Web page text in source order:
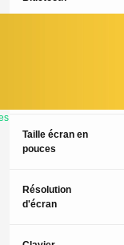
Taille écran en
pouces
Résolution
d'écran